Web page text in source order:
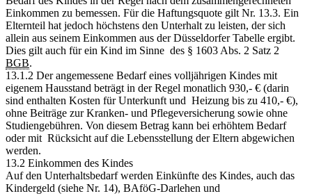
Einkommen zu bemessen. Für die Haftungsquote gilt Nr. 13.3. Ein
Elternteil hat jedoch höchstens den Unterhalt zu leisten, der sich
allein aus seinem Einkommen aus der Düsseldorfer Tabelle ergibt.
Dies gilt auch für ein Kind im Sinne des § 1603 Abs. 2 Satz 2
BGB.
13.1.2 Der angemessene Bedarf eines volljährigen Kindes mit
eigenem Hausstand beträgt in der Regel monatlich 930,- € (darin
sind enthalten Kosten für Unterkunft und Heizung bis zu 410,- €),
ohne Beiträge zur Kranken- und Pflegeversicherung sowie ohne
Studiengebühren. Von diesem Betrag kann bei erhöhtem Bedarf
oder mit Rücksicht auf die Lebensstellung der Eltern abgewichen
werden.
13.2 Einkommen des Kindes
Auf den Unterhaltsbedarf werden Einkünfte des Kindes, auch das
Kindergeld (siehe Nr. 14), BAföG-Darlehen und